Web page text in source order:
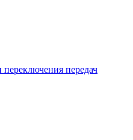
переключения передач